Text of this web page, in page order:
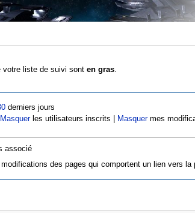
votre liste de suivi sont en gras.
derniers jours
Masquerles utilisateurs inscrits | Masquermes
associé
des pages qui comportent un lien vers la